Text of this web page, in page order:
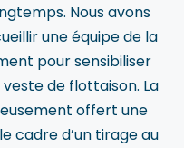
Nous avons
une équipe de la
pour sensibiliser
de flottaison. La
offert une
cadre d’un tirage au